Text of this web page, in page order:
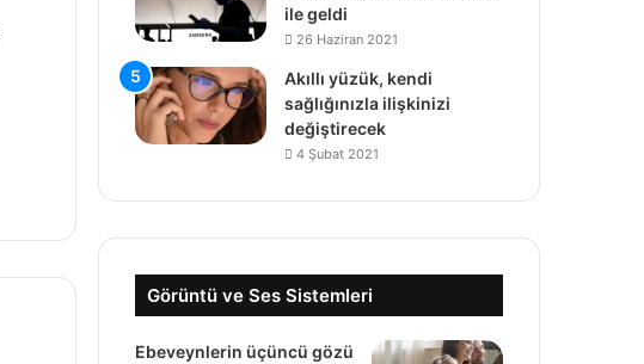
ile geldi
26 Haziran 2021
Akıllı yüzük, kendi
sağlığınızla ilişkinizi
değiştirecek
4 Şubat 2021
Görüntü ve Ses Sistemleri
Ebeveynlerin üçüncü gözü